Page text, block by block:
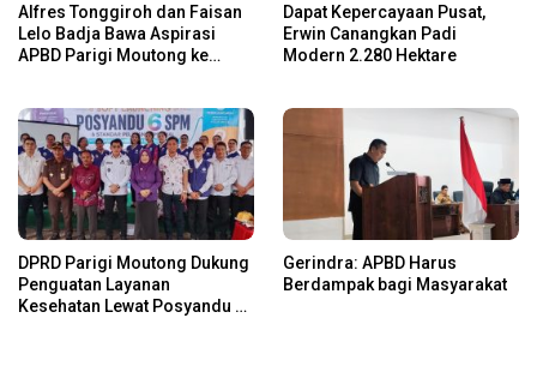
Alfres Tonggiroh dan Faisan
Lelo Badja Bawa Aspirasi
APBD Parigi Moutong ke
Dapat Kepercayaan Pusat,
Erwin Canangkan Padi
Modern 2.280 Hektare
DPRD Parigi Moutong Dukung
Penguatan Layanan
Kesehatan Lewat Posyandu 6
Gerindra: APBD Harus
Berdampak bagi Masyarakat